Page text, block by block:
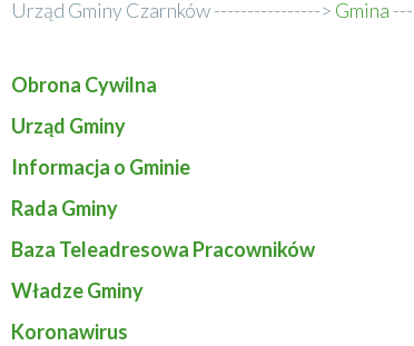
nawigacyjna
Urząd Gminy Czarnków Gmina
Menu
serwisu
Obrona Cywilna
Urząd Gminy
Informacja o Gminie
Rada Gminy
Baza Teleadresowa Pracowników
Władze Gminy
Koronawirus